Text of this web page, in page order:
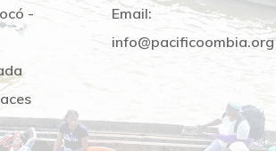
-
Email:
info@pacificoombia.org